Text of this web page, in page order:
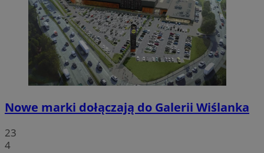
Nowe marki dołączają do Galerii Wiślanka
23
4